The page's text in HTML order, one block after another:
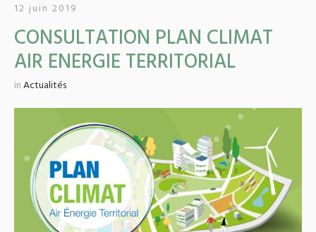
12 juin 2019
CONSULTATION PLAN CLIMAT
AIR ENERGIE TERRITORIAL
inActualités